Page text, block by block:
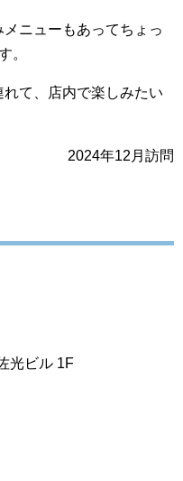
ニューもあってちょっ
。
て、店内で楽しみたい
2024年12月訪問
光ビル 1F